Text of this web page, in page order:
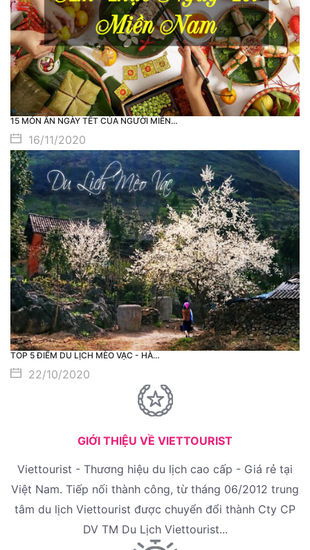
15 MÓN ĂN NGÀY TẾT CỦA NGƯỜI MIỀN…
16/11/2020
TOP 5 ĐIỂM DU LỊCH MÈO VẠC - HÀ…
22/10/2020
GIỚI THIỆU VỀ VIETTOURIST
Viettourist - Thương hiệu du lịch cao cấp - Giá rẻ tại
Việt Nam. Tiếp nối thành công, từ tháng 06/2012 trung
tâm du lịch Viettourist được chuyển đổi thành Cty CP
DV TM Du Lịch Viettourist...